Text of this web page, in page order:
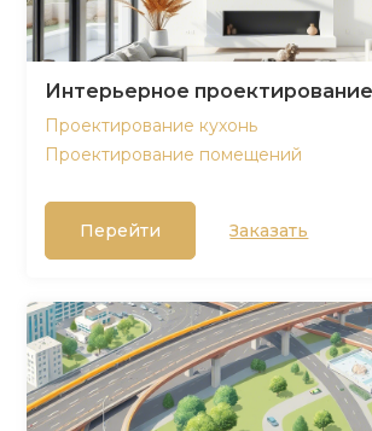
Интерьерное проектирование
Проектирование кухонь
Проектирование помещений
Перейти Заказать